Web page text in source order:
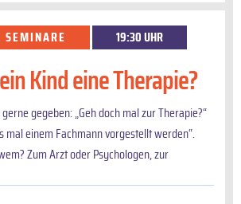
SEMINARE 19:30 UHR
Kind eine Therapie?
gegeben: „Geh doch mal zur Therapie?“
mal einem Fachmann vorgestellt werden“.
Zum Arzt oder Psychologen, zur